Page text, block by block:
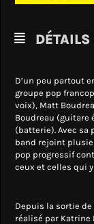
D’un peu partout
groupe pop
voix), Matt
Boudreau (guitare
(batterie). Avec sa
band rejoint
pop progressif
ceux et celles qui
Depuis la sortie
réalisé par Katrine